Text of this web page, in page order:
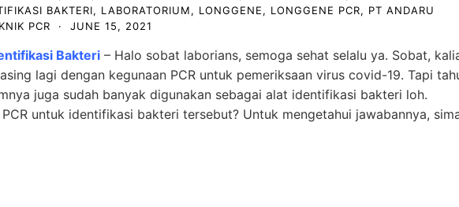
BAKTERI, LABORATORIUM, LONGGENE, LONGGENE PCR, PT ANDARU
PCR · JUNE 15, 2021
Bakteri – Halo sobat laborians, semoga sehat selalu ya. Sobat,
lagi dengan kegunaan PCR untuk pemeriksaan virus covid-19. Tapi
juga sudah banyak digunakan sebagai alat identifikasi bakteri loh.
untuk identifikasi bakteri tersebut? Untuk mengetahui jawabannya,